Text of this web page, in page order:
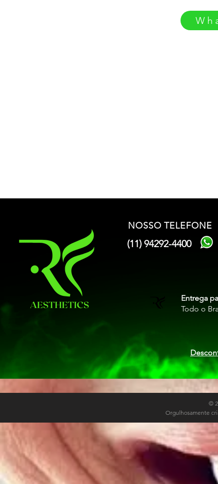
NOSSO TELEFONE
(11) 94292-4400
Entrega
Todo o
©
Orgulhosamente